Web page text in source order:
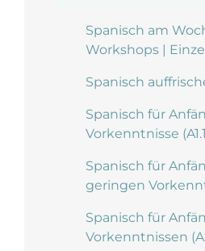
Spanisch am
Workshops |
Spanisch
Spanisch für
Vorkenntnisse
Spanisch für
geringen
Spanisch für
Vorkenntnissen